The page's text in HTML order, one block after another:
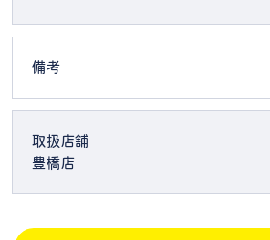
備考
取扱店舗
豊橋店